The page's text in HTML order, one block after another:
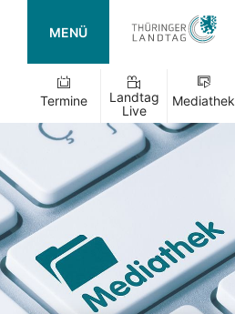
MENÜ
Termine
Landtag
Live
Mediathek